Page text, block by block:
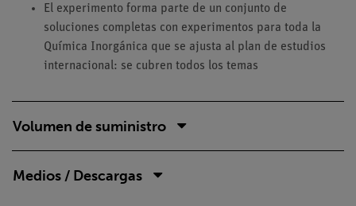
El experimento forma parte de un conjunto de
soluciones completas con experimentos para toda la
Química Inorgánica que se ajusta al plan de estudios
internacional: se cubren todos los temas
Volumen de suministro
Medios / Descargas